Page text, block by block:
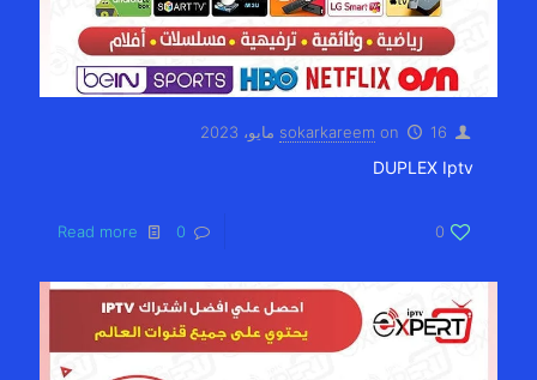
sokarkareem on 16 مايو، 2023
DUPLEX Iptv
0
0
Read more